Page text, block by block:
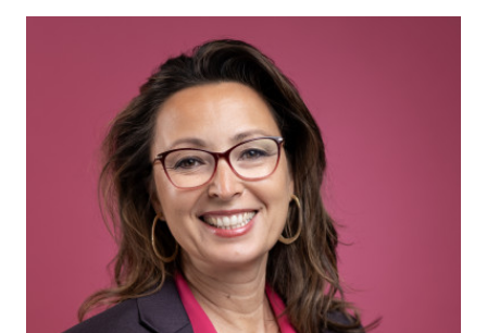
Over Volt
Nieuws
Agenda